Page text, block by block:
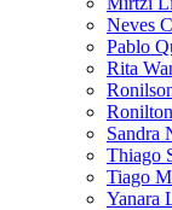
Neves
Pablo
Rita
Sandra
Thiago
Tiago
Yanara